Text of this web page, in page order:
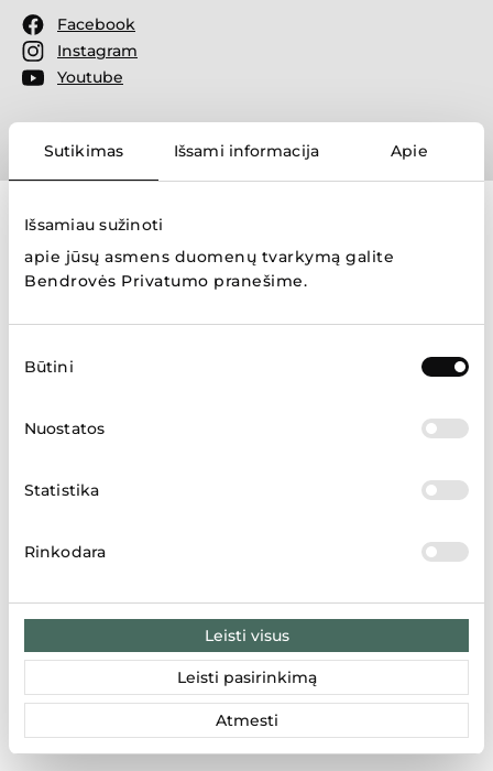
Sutikimas Išsami informacija Apie
Išsamiau sužinoti
apie jūsų asmens duomenų tvarkymą galite
Bendrovės Privatumo pranešime.
pasirinkimas
Būtini
Nuostatos
Statistika
Rinkodara
Leisti visus
Leisti pasirinkimą
Atmesti
Facebook
Instagram
Youtube
Prekių ženklai
Rezultatai: 7